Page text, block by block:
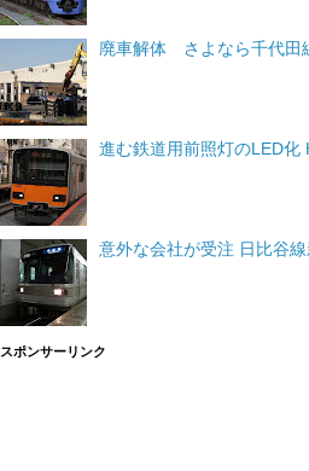
廃車解体 さよなら千代田
進む鉄道用前照灯のLED化
意外な会社が受注 日比谷
スポンサーリンク